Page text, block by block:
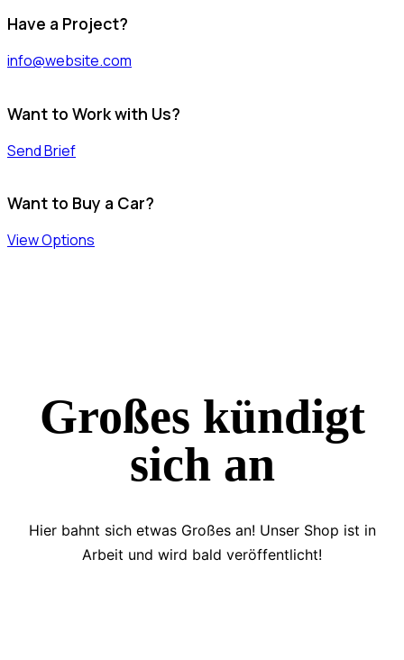
Have a Project?
info@website.com
Want to Work with Us?
Send Brief
Want to Buy a Car?
View Options
Großes kündigt
sich an
Hier bahnt sich etwas Großes an! Unser Shop ist in
Arbeit und wird bald veröffentlicht!